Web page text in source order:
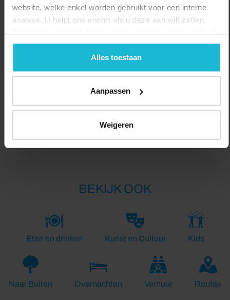
website, welke enkel worden gebruikt voor een interne
analyse. U helpt ons enorm als u deze aan wilt zetten.
geen commerciële doelstelling. U kunt deze cookies via
de knoppen accepteren, beheren of weigeren.
Alles toestaan
Aanpassen
Weigeren
BEKIJK OOK
Eten en drinken Kunst en Cultuur Kids
Naar Buiten Overnachten Verhuur Routes